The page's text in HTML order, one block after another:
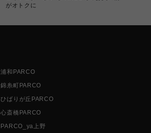
がオトクに
浦和PARCO
錦糸町PARCO
ひばりが丘PARCO
心斎橋PARCO
PARCO_ya上野